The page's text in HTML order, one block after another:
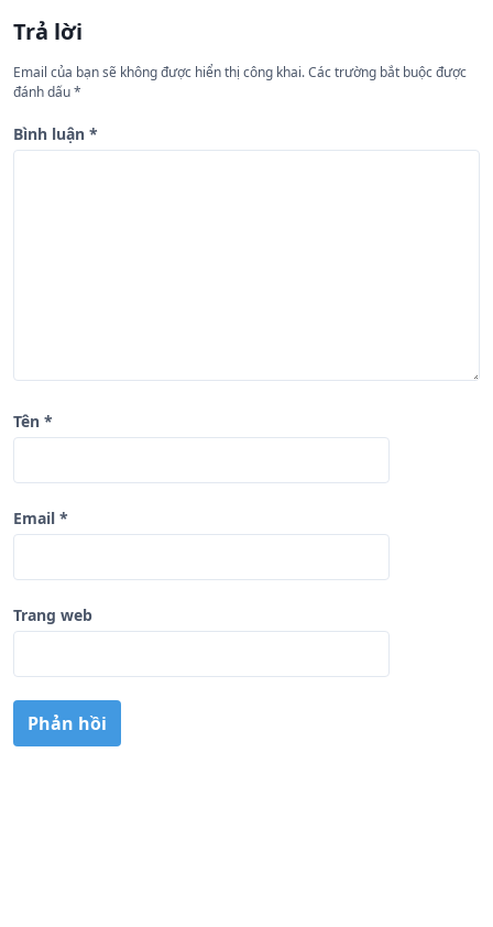
n
b
à
i
Trả lời
Email của bạn sẽ không được hiển thị công khai.Các trường bắt buộc được
đánh dấu*
Bình luận *
Tên *
Email *
Trang web